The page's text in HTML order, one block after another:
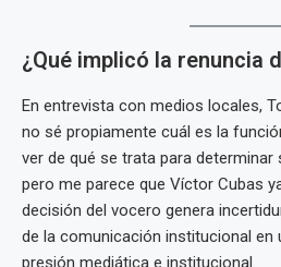
¿Qué implicó la renuncia
En entrevista con medios locales,
no sé propiamente cuál es la
ver de qué se trata para determinar
pero me parece que Víctor Cubas
decisión del vocero genera
de la comunicación institucional en